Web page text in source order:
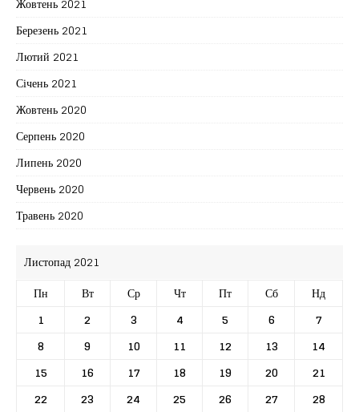
Березень 2021
Лютий 2021
Січень 2021
Жовтень 2020
Серпень 2020
Липень 2020
Червень 2020
Травень 2020
Листопад 2021
Пн
Вт Ср Чт Пт Сб
Нд
1
2 3 4 5 6
7
8
9 10 11 12 13
14
15
16 17 18 19 20
21
22
23 24 25 26 27 28